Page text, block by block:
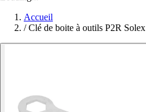
Accueil
/ Clé de boite à outils P2R Solex